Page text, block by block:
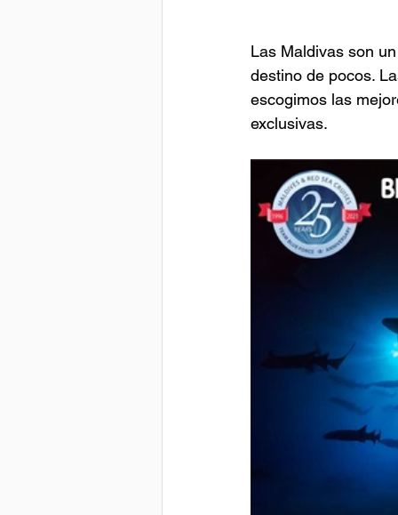
Las Maldivas son
destino de pocos.
escogimos las
exclusivas.